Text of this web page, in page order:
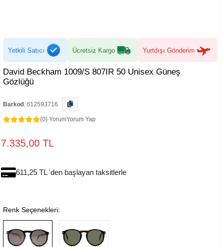
Yetkili Satıcı Ücretsiz Kargo Yurtdışı Gönderim
David Beckham 1009/S 807IR 50 Unisex Güneş
Gözlüğü
Barkod : 612593716
(0) YorumYorum Yap
7.335,00 TL
611,25 TL 'den başlayan taksitlerle
Renk Seçenekleri: